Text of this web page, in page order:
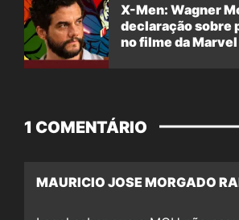
X-Men: Wagner
declaração sobre
no filme da Marvel
1 COMENTÁRIO
MAURICIO JOSE MORGADO